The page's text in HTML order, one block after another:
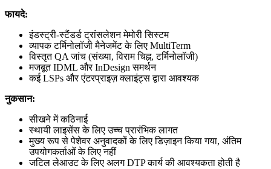
फायदे:
इंडस्ट्री-स्टैंडर्ड ट्रांसलेशन मेमोरी सिस्टम
व्यापक टर्मिनोलॉजी मैनेजमेंट के लिए MultiTerm
विस्तृत QA जांच (संख्या, विराम चिह्न, टर्मिनोलॉजी)
मजबूत IDML और InDesign समर्थन
कई LSPs और एंटरप्राइज़ क्लाइंट्स द्वारा आवश्यक
नुकसान:
सीखने में कठिनाई
स्थायी लाइसेंस के लिए उच्च प्रारंभिक लागत
मुख्य रूप से पेशेवर अनुवादकों के लिए डिज़ाइन किया गया, अंतिम
उपयोगकर्ताओं के लिए नहीं
जटिल लेआउट के लिए अलग DTP कार्य की आवश्यकता होती है